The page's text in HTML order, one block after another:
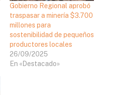
Gobierno Regional aprobó
traspasar a minería $3.700
millones para
sostenibilidad de pequeños
productores locales
26/09/2025
En «Destacado»